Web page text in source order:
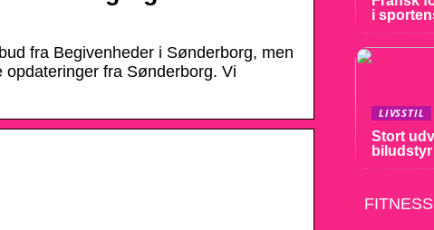
fra Begivenheder i Sønderborg, men
fra Sønderborg. Vi
i
LIVSSTIL
Stort
biludstyr
FITNESS